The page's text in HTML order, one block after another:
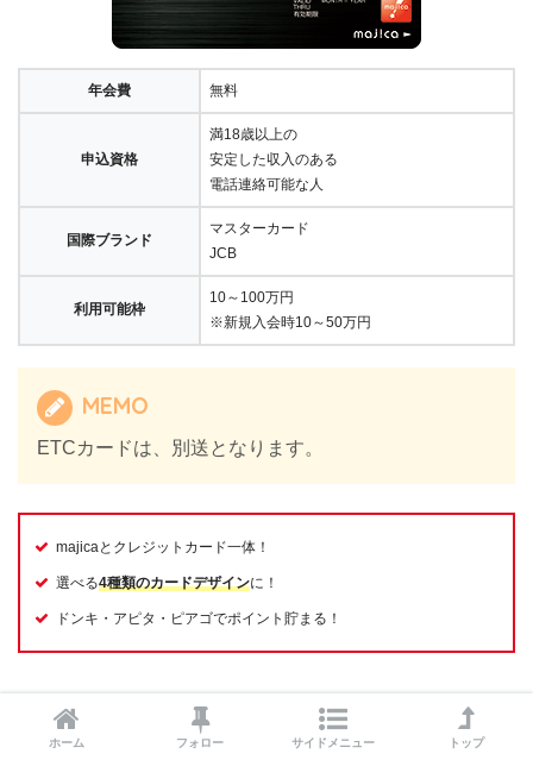
年会費 無料
申込資格
満18歳以上の
安定した収入のある
電話連絡可能な人
国際ブランド
マスターカード
JCB
利用可能枠
10～100万円
※新規入会時10～50万円
MEMO
ETCカードは、別送となります。
majicaとクレジットカード一体！
選べる4種類のカードデザインに！
ドンキ・アピタ・ピアゴでポイント貯まる！
審査について
ホーム フォロー サイドメニュー トップ